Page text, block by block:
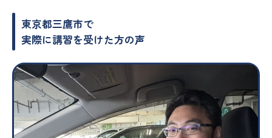
東京都三鷹市で
実際に講習を受けた方の声